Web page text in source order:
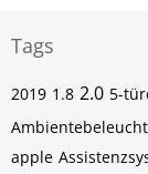
Tags
2019 1.8 2.0 5-
apple